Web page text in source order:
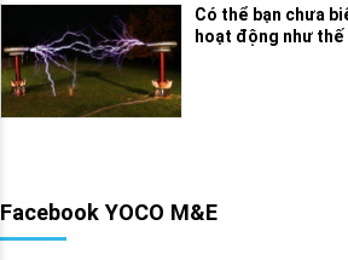
Có thể bạn chưa
hoạt động như thế
Facebook YOCO M&E